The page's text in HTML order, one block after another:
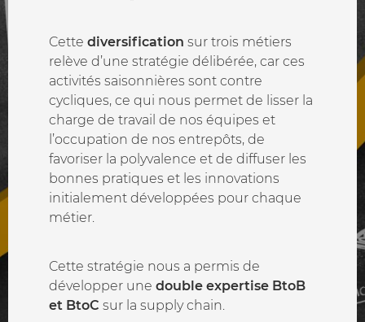
Cette diversification sur trois métiers
relève d’une stratégie délibérée, car ces
activités saisonnières sont contre
cycliques, ce qui nous permet de lisser la
charge de travail de nos équipes et
l’occupation de nos entrepôts, de
favoriser la polyvalence et de diffuser les
bonnes pratiques et les innovations
initialement développées pour chaque
métier.
Cette stratégie nous a permis de
développer une double expertise BtoB
et BtoC sur la supply chain.